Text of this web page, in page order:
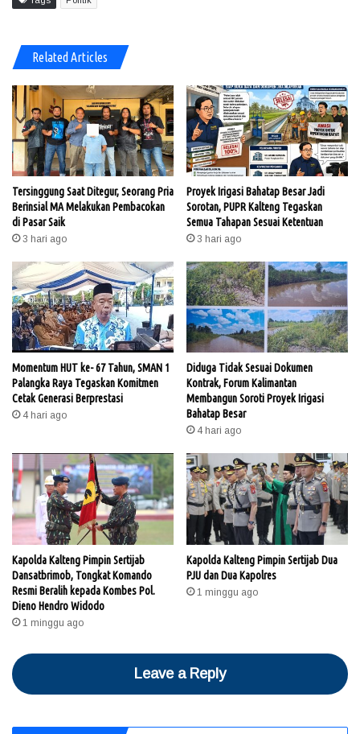
Related Articles
Tersinggung Saat Ditegur, Seorang Pria
Berinsial MA Melakukan Pembacokan
di Pasar Saik
3 hari ago
Proyek Irigasi Bahatap Besar Jadi
Sorotan, PUPR Kalteng Tegaskan
Semua Tahapan Sesuai Ketentuan
3 hari ago
Momentum HUT ke- 67 Tahun, SMAN 1
Palangka Raya Tegaskan Komitmen
Cetak Generasi Berprestasi
4 hari ago
Diduga Tidak Sesuai Dokumen
Kontrak, Forum Kalimantan
Membangun Soroti Proyek Irigasi
Bahatap Besar
4 hari ago
Kapolda Kalteng Pimpin Sertijab
Dansatbrimob, Tongkat Komando
Resmi Beralih kepada Kombes Pol.
Dieno Hendro Widodo
1 minggu ago
Kapolda Kalteng Pimpin Sertijab Dua
PJU dan Dua Kapolres
1 minggu ago
Leave a Reply